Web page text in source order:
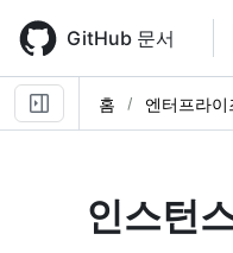
main
content
GitHub 문서
홈 엔터프라
인스턴